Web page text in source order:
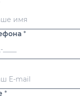
*
*